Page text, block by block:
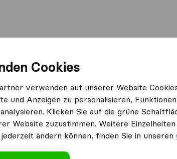
i
Cookies
verwenden auf unserer Website
und Anzeigen zu personalisieren,
Klicken Sie auf die grüne
Website zuzustimmen. Weitere
ändern können, finden Sie in unseren